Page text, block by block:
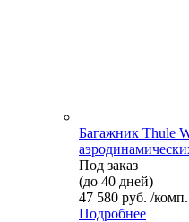
Багажник Thule
Под заказ
(до 40 дней)
47 580 руб. /комп.
Подробнее